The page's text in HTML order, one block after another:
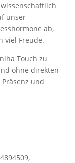
unser
ab,
viel Freude.
Touch zu
ohne direkten
und